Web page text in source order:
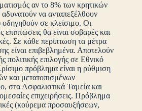
αν το 8% των κρητικών
να ανταπεξέλθουν
οδηγηθούν σε κλείσιμο. Οι
επιπτώσεις θα είναι σοβαρές και
Σε κάθε περίπτωση τα μέτρα
είναι επιβεβλημένα. Αποτελούν
πολιτικής επιλογής σε Εθνικό
πρόβλημα είναι η ρύθμιση
και μετατοπισμένων
στα Ασφαλιστικά Ταμεία και
επιχειρήσεις. Πρόβλημα
(κούρεμα προσαυξήσεων,